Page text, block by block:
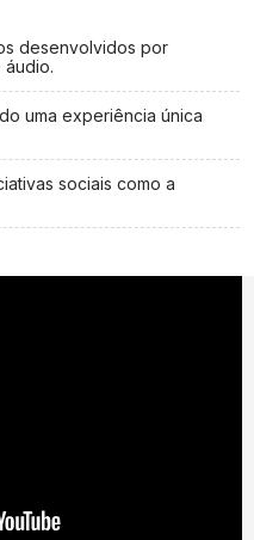
desenvolvidos por
uma experiência única
sociais como a